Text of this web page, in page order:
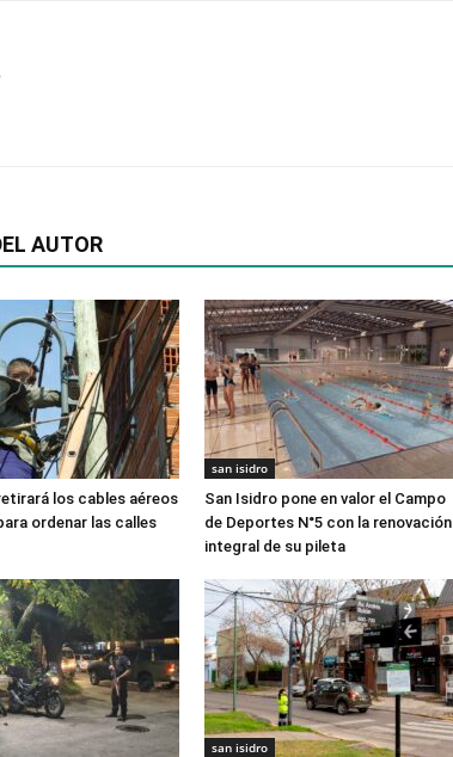
AUTOR
los cables aéreos
ordenar las calles
san isidro
San Isidro pone en valor el Campo
de Deportes N°5 con la renovación
integral de su pileta
san isidro